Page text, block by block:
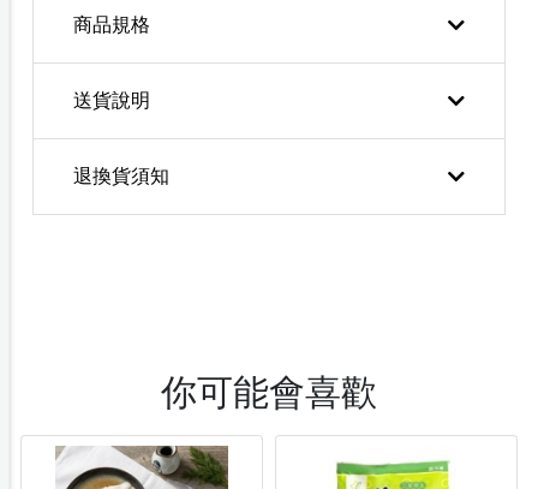
商品規格
送貨說明
退換貨須知
你可能會喜歡